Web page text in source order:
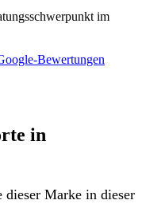
im
Bewertungen
in
dieser Marke in dieser